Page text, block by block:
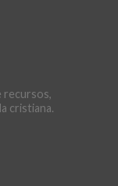
recursos,
cristiana.